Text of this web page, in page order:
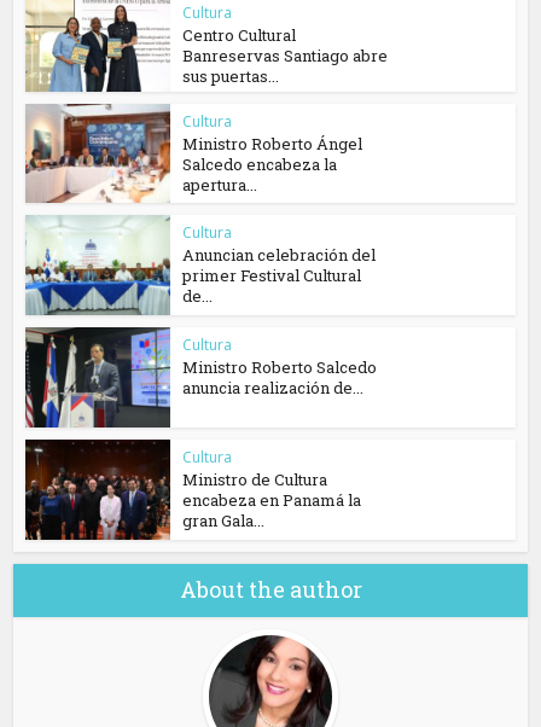
Cultura
Centro Cultural
Banreservas Santiago abre
sus puertas...
Cultura
Ministro Roberto Ángel
Salcedo encabeza la
apertura...
Cultura
Anuncian celebración del
primer Festival Cultural
de...
Cultura
Ministro Roberto Salcedo
anuncia realización de...
Cultura
Ministro de Cultura
encabeza en Panamá la
gran Gala...
About the author